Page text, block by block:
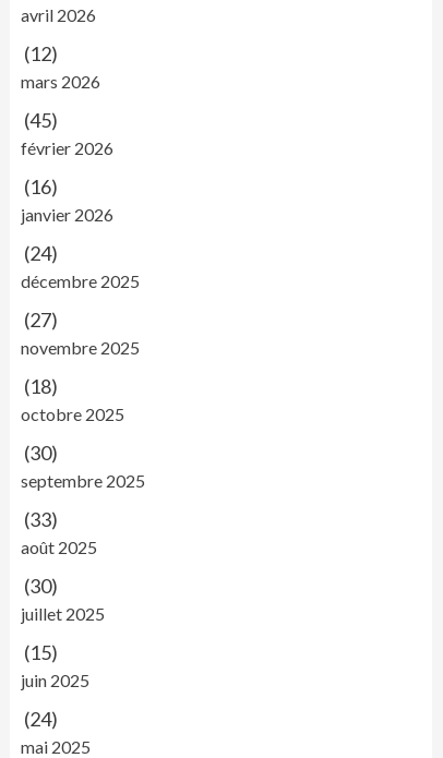
avril 2026
(12)
mars 2026
(45)
février 2026
(16)
janvier 2026
(24)
décembre 2025
(27)
novembre 2025
(18)
octobre 2025
(30)
septembre 2025
(33)
août 2025
(30)
juillet 2025
(15)
juin 2025
(24)
mai 2025